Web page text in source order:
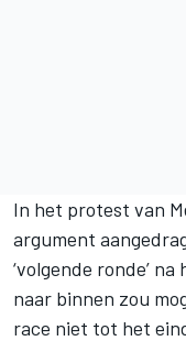
In het protest van
argument
‘volgende ronde’
naar binnen zou
race niet tot het